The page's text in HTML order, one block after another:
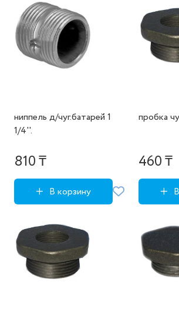
ниппель д/чуг.батарей 1
1/4''.
810 ₸
В корзину
пробка
460 ₸